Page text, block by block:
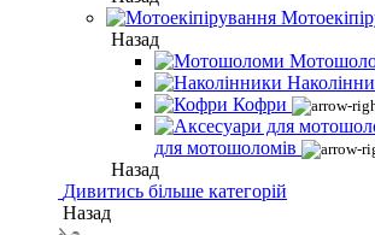
Назад
Кофри
для мотошоломів
Назад
Дивитись більше категорій
Назад